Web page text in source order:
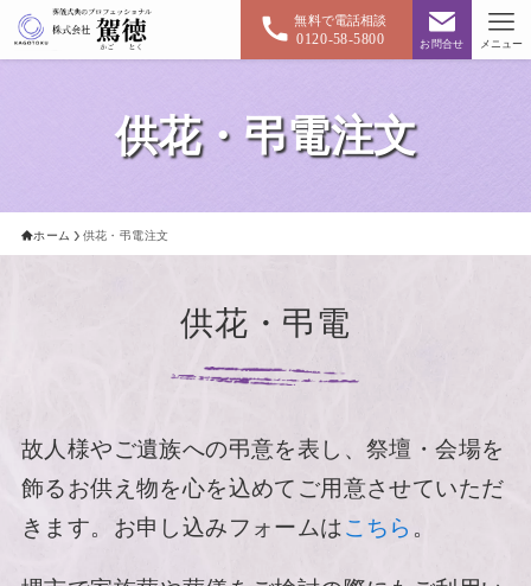
無料で電話相談
0120-58-5800 お問合せ メニュー
供花・弔電注文
ホーム 供花・弔電注文
供花・弔電
故人様やご遺族への弔意を表し、祭壇・会場を
飾るお供え物を心を込めてご用意させていただ
きます。お申し込みフォームはこちら 。